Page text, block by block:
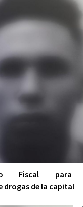
Fiscal para
drogas de la capital